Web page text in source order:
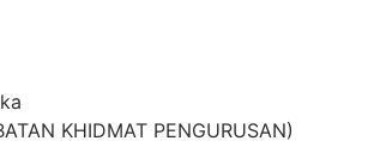
KHIDMAT PENGURUSAN)